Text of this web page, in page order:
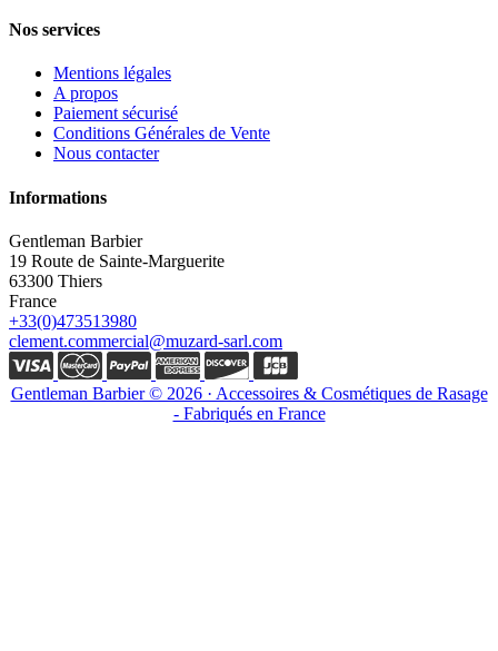
Nos services
Mentions légales
A propos
Paiement sécurisé
Conditions Générales de Vente
Nous contacter
Informations
Gentleman Barbier
19 Route de Sainte-Marguerite
63300 Thiers
France
+33(0)473513980
clement.commercial@muzard-sarl.com
Gentleman Barbier © 2026 · Accessoires & Cosmétiques de Rasage
- Fabriqués en France